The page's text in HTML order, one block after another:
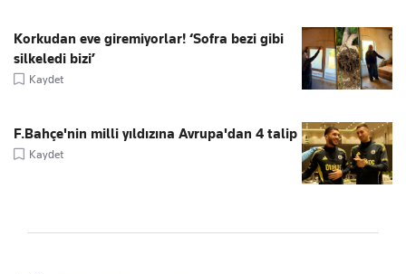
Korkudan eve giremiyorlar! ‘Sofra bezi gibi
silkeledi bizi’
Kaydet
F.Bahçe'nin milli yıldızına Avrupa'dan 4 talip
Kaydet